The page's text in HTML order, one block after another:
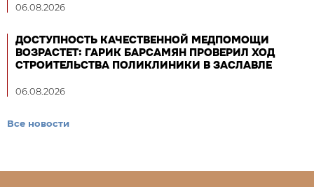
06.08.2026
ДОСТУПНОСТЬ КАЧЕСТВЕННОЙ МЕДПОМОЩИ
ВОЗРАСТЕТ: ГАРИК БАРСАМЯН ПРОВЕРИЛ ХОД
СТРОИТЕЛЬСТВА ПОЛИКЛИНИКИ В ЗАСЛАВЛЕ
06.08.2026
Все новости